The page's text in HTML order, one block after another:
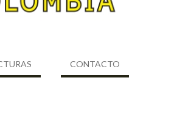
CONTACTO